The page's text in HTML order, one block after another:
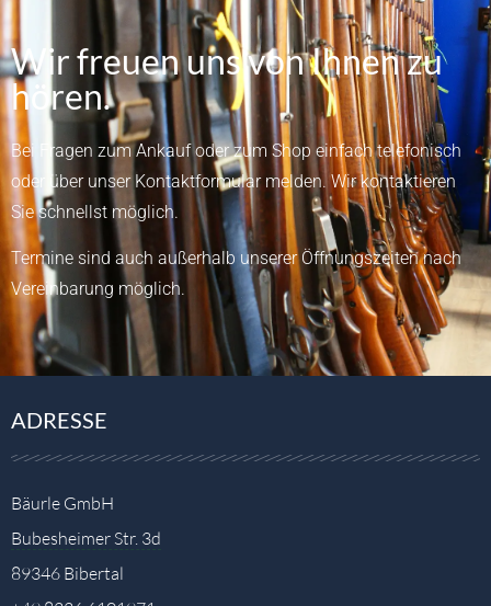
Wir freuen uns von Ihnen zu
hören.
Bei Fragen zum Ankauf oder zum Shop einfach telefonisch
oder über unser Kontaktformularmelden.Wir kontaktieren
Sie schnellst möglich.
Termine sind auch außerhalb unserer Öffnungszeiten nach
Vereinbarung möglich.
ADRESSE
Bäurle GmbH
Bubesheimer Str. 3d
89346 Bibertal